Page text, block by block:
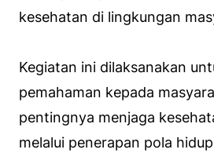
kesehatan di lingkungan
Kegiatan ini dilaksanakan
pemahaman kepada
pentingnya menjaga
melalui penerapan pola